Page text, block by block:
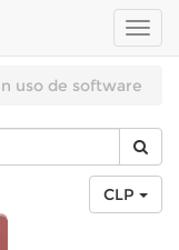
de
uso de software
CLP